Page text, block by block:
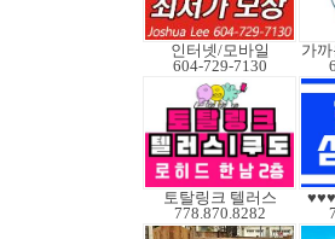
인터넷/모바일
604-729-7130
토탈링크 텔러스
778.870.8282